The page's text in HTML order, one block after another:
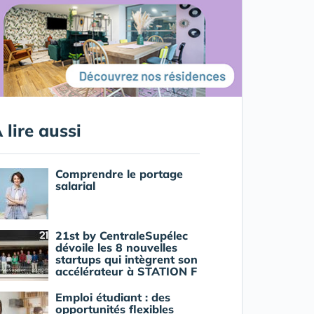
lire aussi
Comprendre le portage
salarial
21st by CentraleSupélec
dévoile les 8 nouvelles
startups qui intègrent son
accélérateur à STATION F
Emploi étudiant : des
opportunités flexibles